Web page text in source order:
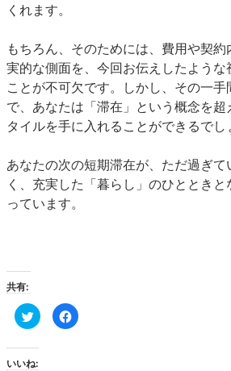
くれます。
もちろん、そのためには、費用や契
実的な側面を、今回お伝えしたような
ことが不可欠です。しかし、その一手
で、あなたは「滞在」という概念を
タイルを手に入れることができるでし
あなたの次の短期滞在が、ただ過ぎ
く、充実した「暮らし」のひととき
っています。
共有:
ク
リ
し
て
Facebook
で
いいね: